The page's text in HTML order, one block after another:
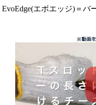
EvoEdge(エボエッジ)＝バ